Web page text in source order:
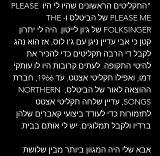
"התקליטים הראשונים שהיו לי היו PLEASE
PLEASE ME של הביטלס ו-THE
FOLKSINGER של ג'ון לייטון. היה לי יתרון
קטן כי אבי עדיין ניגן עם ג'ו לוס, אז הוא נהג
לקבל די הרבה תקליטים כדי להכיר את
להיטי התקופה. לעתים קרובות היו לו עותקי
דמו, ואפילו תקליטי אצטט. עד 1966, חברת
ההוצאה לאור של הביטלס, NORTHERN
SONGS, עדיין שלחה תקליטי אצטט
לתזמורות כדי לעודד ביצועי קאברים שלהן
ברדיו ולקבל תמלוגים. יש לי אותם בבית.
אבא שלי היה המגוון ביותר מבין שלושת